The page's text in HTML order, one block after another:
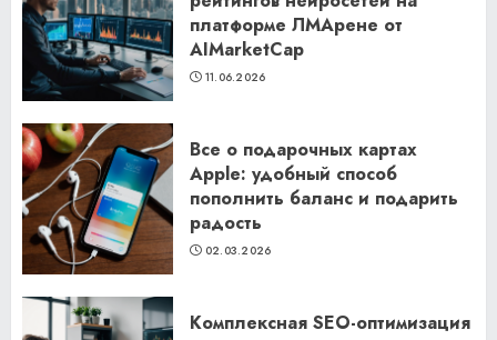
платформе ЛМАрене от
AIMarketCap
11.06.2026
Все о подарочных картах
Apple: удобный способ
пополнить баланс и подарить
радость
02.03.2026
Комплексная SEO-оптимизация